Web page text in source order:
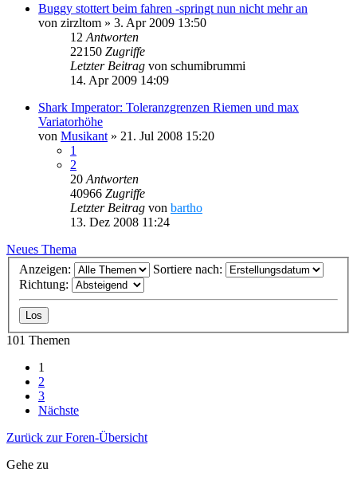
Buggy stottert beim fahren -springt nun nicht mehr an
von zirzltom » 3. Apr 2009 13:50
12 Antworten
22150 Zugriffe
Letzter Beitrag von schumibrummi
14. Apr 2009 14:09
Shark Imperator: Toleranzgrenzen Riemen und max
Variatorhöhe
von Musikant » 21. Jul 2008 15:20
1
2
20 Antworten
40966 Zugriffe
Letzter Beitrag von bartho
13. Dez 2008 11:24
Neues Thema
Anzeigen:
Sortiere nach:
Richtung:
101 Themen
1
2
3
Nächste
Zurück zur Foren-Übersicht
Gehe zu